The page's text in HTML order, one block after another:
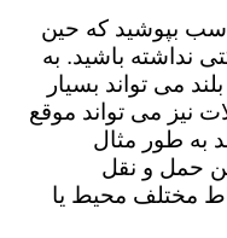
بپوشید که حین
نداشته باشید. به
می تواند بسیار
نیز می تواند موقع
به طور مثال
حمل و نقل
مختلف محیط یا